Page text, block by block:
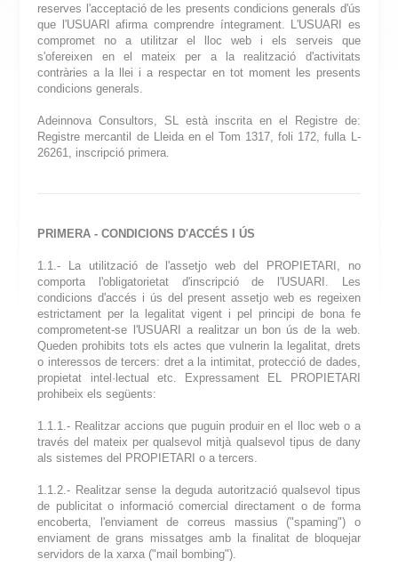
reserves l'acceptació de les presents condicions generals d'ús
que l'USUARI afirma comprendre íntegrament. L'USUARI es
compromet no a utilitzar el lloc web i els serveis que
s'ofereixen en el mateix per a la realització d'activitats
contràries a la llei i a respectar en tot moment les presents
condicions generals.
Adeinnova Consultors, SL està inscrita en el Registre de:
Registre mercantil de Lleida en el Tom 1317, foli 172, fulla L-
26261, inscripció primera.
PRIMERA - CONDICIONS D'ACCÉS I ÚS
1.1.- La utilització de l'assetjo web del PROPIETARI, no
comporta l'obligatorietat d'inscripció de l'USUARI. Les
condicions d'accés i ús del present assetjo web es regeixen
estrictament per la legalitat vigent i pel principi de bona fe
comprometent-se l'USUARI a realitzar un bon ús de la web.
Queden prohibits tots els actes que vulnerin la legalitat, drets
o interessos de tercers: dret a la intimitat, protecció de dades,
propietat intel·lectual etc. Expressament EL PROPIETARI
prohibeix els següents:
1.1.1.- Realitzar accions que puguin produir en el lloc web o a
través del mateix per qualsevol mitjà qualsevol tipus de dany
als sistemes del PROPIETARI o a tercers.
1.1.2.- Realitzar sense la deguda autorització qualsevol tipus
de publicitat o informació comercial directament o de forma
encoberta, l'enviament de correus massius ("spaming") o
enviament de grans missatges amb la finalitat de bloquejar
servidors de la xarxa ("mail bombing").